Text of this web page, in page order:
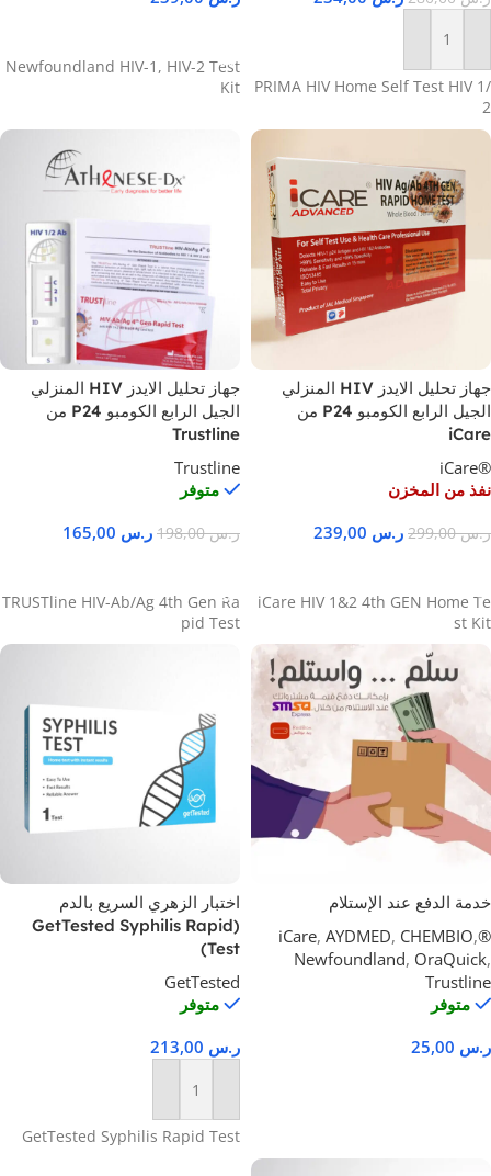
إضافة إلى السلة
PRIMA HIV Home Self Test HIV 1/
2
Newfoundland HIV-1, HIV-2 Test
Kit
جهاز تحليل الايدز HIV المنزلي
الجيل الرابع الكومبو P24 من
iCare
®iCare
نفذ من المخزن
ر.س299,00 ر.س
iCare HIV 1&2 4th GEN Home Te
st Kit
جهاز تحليل الايدز HIV المنزلي
الجيل الرابع الكومبو P24 من
Trustline
Trustline
متوفر
ر.س198,00 ر.س
TRUSTline HIV-Ab/Ag 4th Gen Ra
pid Test
خدمة الدفع عند الإستلام
®iCare
, AYDMED, CHEMBIO,
Newfoundland, OraQuick,
Trustline
متوفر
ر.س
اختبار الزهري السريع بالدم
(GetTested Syphilis Rapid
Test)
GetTested
متوفر
ر.س
إضافة إلى السلة
GetTested Syphilis Rapid Test